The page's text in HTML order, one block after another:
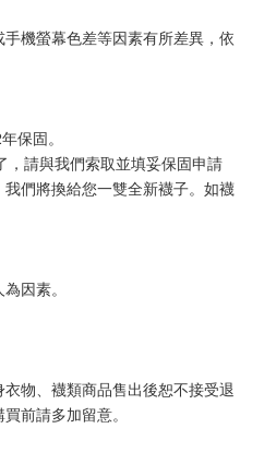
機螢幕色差等因素有所差異，依
保固。
請與我們索取並填妥保固申請
們將換給您一雙全新襪子。如襪
因素。
物、襪類商品售出後恕不接受退
前請多加留意。